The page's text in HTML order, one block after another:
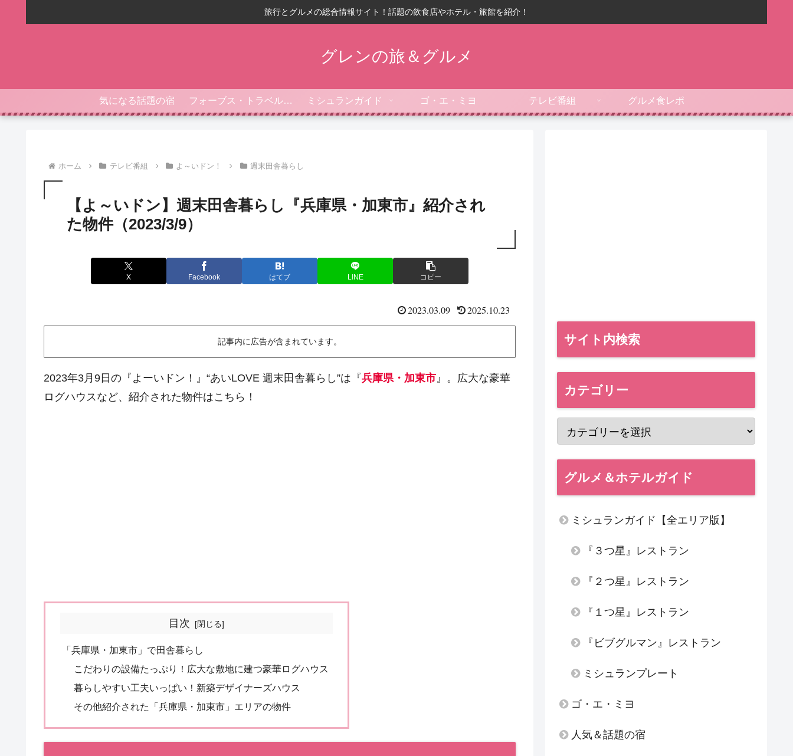
旅行とグルメの総合情報サイト！話題の飲食店やホテル・旅館を紹介！
グレンの旅＆グルメ
気になる話題の宿 フォーブス・トラベルガイド ミシュランガイド ゴ・エ・ミヨ テレビ番組 グルメ食レポ
ホーム テレビ番組 よ～いドン！ 週末田舎暮らし
【よ～いドン】週末田舎暮らし『兵庫県・加東市』紹介され
た物件（2023/3/9）
X Facebook はてブ LINE コピー
2023.03.09 2025.10.23
記事内に広告が含まれています。
2023年3月9日の『よーいドン！』“あいLOVE 週末田舎暮らし”は『兵庫県・加東市』。広大な豪華
ログハウスなど、紹介された物件はこちら！
目次
「兵庫県・加東市」で田舎暮らし
こだわりの設備たっぷり！広大な敷地に建つ豪華ログハウス
暮らしやすい工夫いっぱい！新築デザイナーズハウス
その他紹介された「兵庫県・加東市」エリアの物件
サイト内検索
カテゴリー
グルメ＆ホテルガイド
ミシュランガイド【全エリア版】
『３つ星』レストラン
『２つ星』レストラン
『１つ星』レストラン
『ビブグルマン』レストラン
ミシュランプレート
ゴ・エ・ミヨ
人気＆話題の宿